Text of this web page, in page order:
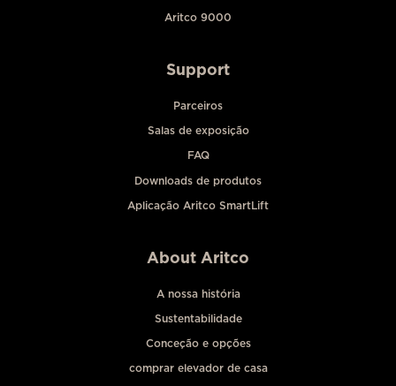
Aritco 9000
Support
Parceiros
Salas de exposição
FAQ
Downloads de produtos
Aplicação Aritco SmartLift
About Aritco
A nossa história
Sustentabilidade
Conceção e opções
comprar elevador de casa